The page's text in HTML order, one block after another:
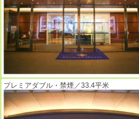
プレミアダブル・禁煙／33.4平米